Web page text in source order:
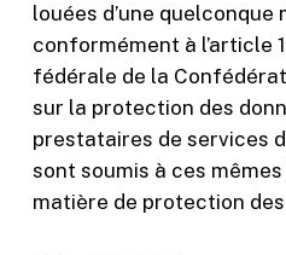
louées d’une quelconque
conformément à l’article
fédérale de la
sur la protection des
prestataires de services
sont soumis à ces
matière de protection
Statistiques
Afin que nous
puissions
améliorer la
fonctionnalité
et la structure
du site Web,
en fonction